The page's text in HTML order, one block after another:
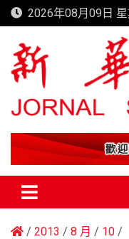
Skip
to
content
2026年08月09日 星
新華澳報
2013 8 月
10